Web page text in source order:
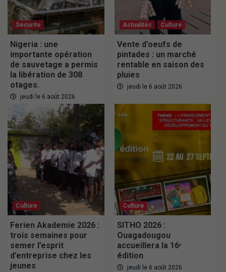
Securite
Nigeria : une
importante opération
de sauvetage a permis
la libération de 308
otages.
jeudi le 6 août 2026
Actualités Culture
Vente d’oeufs de
pintades : un marché
rentable en saison des
pluies
jeudi le 6 août 2026
Culture
Ferien Akademie 2026 :
trois semaines pour
semer l’esprit
d’entreprise chez les
jeunes
Culture
SITHO 2026 :
Ouagadougou
accueillera la 16ᵉ
édition
jeudi le 6 août 2026